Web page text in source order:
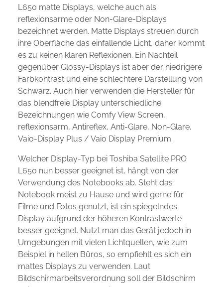
L650 matte Displays, welche auch als
reflexionsarme oder Non-Glare-Displays
bezeichnet werden. Matte Displays streuen durch
ihre Oberfläche das einfallende Licht, daher kommt
es zu keinen klaren Reflexionen. Ein Nachteil
gegenüber Glossy-Displays ist aber der niedrigere
Farbkontrast und eine schlechtere Darstellung von
Schwarz. Auch hier verwenden die Hersteller für
das blendfreie Display unterschiedliche
Bezeichnungen wie Comfy View Screen,
reflexionsarm, Antireflex, Anti-Glare, Non-Glare,
Vaio-Display Plus / Vaio Display Premium.
Welcher Display-Typ bei Toshiba Satellite PRO
L650 nun besser geeignet ist, hängt von der
Verwendung des Notebooks ab. Steht das
Notebook meist zu Hause und wird gerne für
Filme und Fotos genutzt, ist ein spiegelndes
Display aufgrund der höheren Kontrastwerte
besser geeignet. Nutzt man das Gerät jedoch in
Umgebungen mit vielen Lichtquellen, wie zum
Beispiel in hellen Büros, so empfiehlt es sich ein
mattes Displays zu verwenden. Laut
Bildschirmarbeitsverordnung soll der Bildschirm